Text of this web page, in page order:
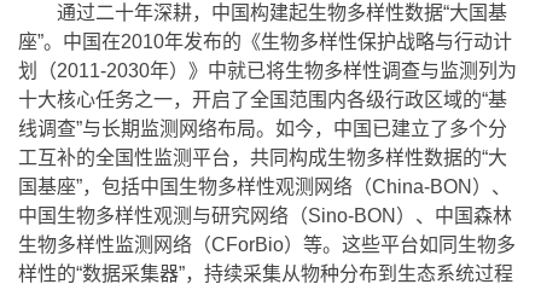
通过二十年深耕，中国构建起生物多样性数据“大国基
座”。中国在2010年发布的《生物多样性保护战略与行动计
划（2011-2030年）》中就已将生物多样性调查与监测列为
十大核心任务之一，开启了全国范围内各级行政区域的“基
线调查”与长期监测网络布局。如今，中国已建立了多个分
工互补的全国性监测平台，共同构成生物多样性数据的“大
国基座”，包括中国生物多样性观测网络（China-BON）、
中国生物多样性观测与研究网络（Sino-BON）、中国森林
生物多样性监测网络（CForBio）等。这些平台如同生物多
样性的“数据采集器”，持续采集从物种分布到生态系统过程